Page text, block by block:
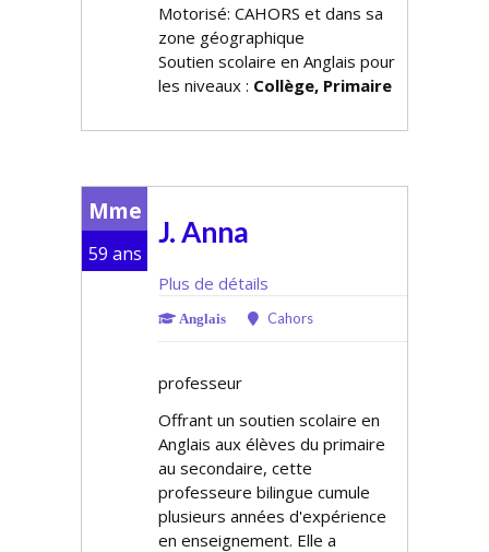
Motorisé: CAHORS et dans sa
zone géographique
Soutien scolaire en Anglais pour
les niveaux : Collège, Primaire
Mme
59 ans
J. Anna
Plus de détails
Anglais Cahors
professeur
Offrant un soutien scolaire en
Anglais aux élèves du primaire
au secondaire, cette
professeure bilingue cumule
plusieurs années d'expérience
en enseignement. Elle a